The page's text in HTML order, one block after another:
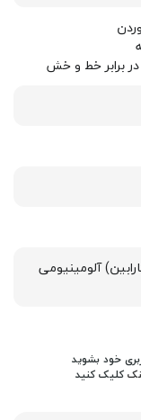
برابر خط و خش
آلومینیومی
خود بشوید
کلیک کنید